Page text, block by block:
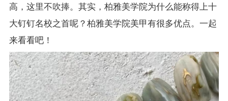
高，这里不吹捧。其实，柏雅美学院为什么能称得上十
大钉钉名校之首呢？柏雅美学院美甲有很多优点。一起
来看看吧！